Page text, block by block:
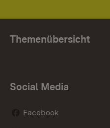
Themenübersicht
Social Media
Facebook